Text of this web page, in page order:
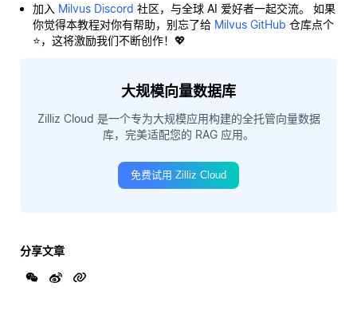
加入 Milvus Discord 社区，与全球 AI 爱好者一起交流。 如果
你觉得本教程对你有帮助，别忘了给 Milvus GitHub 仓库点个
⭐，这将激励我们不断创作！💖
大规模向量数据库
Zilliz Cloud 是一个专为大规模应用构建的全托管向量数据
库，完美适配您的 RAG 应用。
免费试用 Zilliz Cloud
分享文章